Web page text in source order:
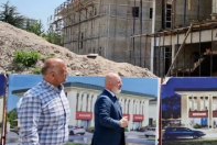
Künye
Son Dakika
Haber Arşivi